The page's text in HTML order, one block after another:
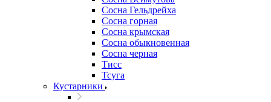
Сосна Гельдрейха
Сосна горная
Сосна крымская
Сосна обыкновенная
Сосна черная
Тисс
Тсуга
Кустарники